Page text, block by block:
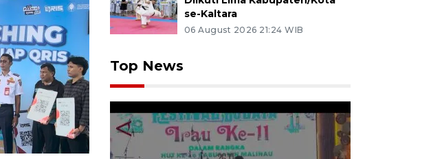
se-Kaltara
06 August 2026 21:24 WIB
Top News